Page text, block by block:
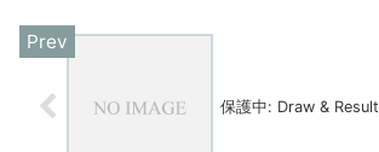
保護中: Draw & Result